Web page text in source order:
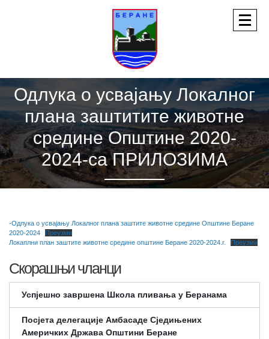
Одлука о усвајању Локалног
плана заштитите животне
средине Општине 2020-
2024-са ПРИЛОЗИМА
-Одлука о усвајању Локалног плана заштите животне средине Општине Беране
2020-2024
Преузми
Локаплни план заштите животне средине општине Беране 2020-2024.г.
Преузми
Скорашњи чланци
Успјешно завршена Школа пливања у Беранама
Посјета делегације Амбасаде Сједињених
Америчких Држава Општини Беране